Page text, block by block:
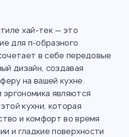
хай-тек — это
для п-образного
в себе передовые
дизайн, создавая
на вашей кухне.
являются
кухни, которая
и комфорт во время
и гладкие поверхности